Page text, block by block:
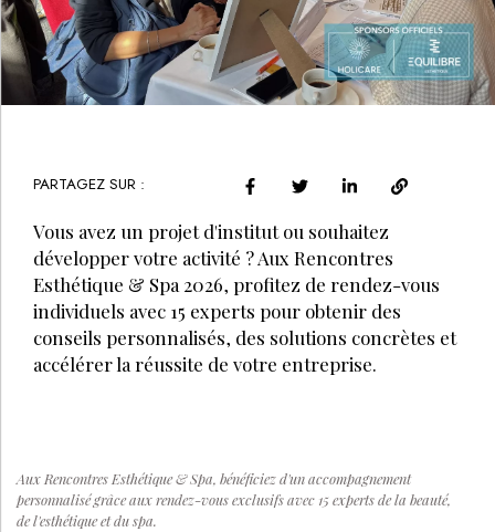
PARTAGEZ SUR :
Vous avez un projet d'institut ou souhaitez
développer votre activité ? Aux Rencontres
Esthétique & Spa 2026, profitez de rendez-vous
individuels avec 15 experts pour obtenir des
conseils personnalisés, des solutions concrètes et
accélérer la réussite de votre entreprise.
Aux Rencontres Esthétique & Spa, bénéficiez d'un accompagnement
personnalisé grâce aux rendez-vous exclusifs avec 15 experts de la beauté,
de l'esthétique et du spa.